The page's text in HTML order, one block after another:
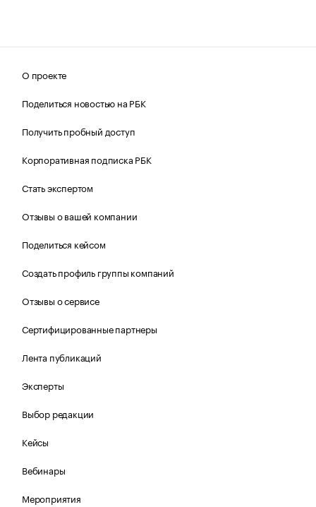
О проекте
Поделиться новостью на РБК
Получить пробный доступ
Корпоративная подписка РБК
Стать экспертом
Отзывы о вашей компании
Поделиться кейсом
Создать профиль группы компаний
Отзывы о сервисе
Сертифицированные партнеры
Лента публикаций
Эксперты
Выбор редакции
Кейсы
Вебинары
Мероприятия